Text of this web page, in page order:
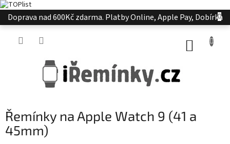
Přejít
na
Doprava nad 600Kč zdarma. Platby Online, Apple Pay, Dobírka
Řemínky na Apple Watch 9 (41 a
45mm)